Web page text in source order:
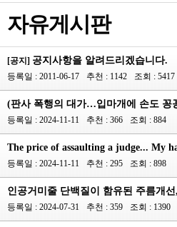
자유게시판
[공지] 공지사항을 알려드리겠습니다.
등록일 : 2011-06-17 추천 : 1142 조회 : 5417
등록일 : 2024-11-11 추천 : 366 조회 : 884
등록일 : 2024-11-11 추천 : 295 조회 : 898
등록일 : 2024-07-31 추천 : 359 조회 : 1390